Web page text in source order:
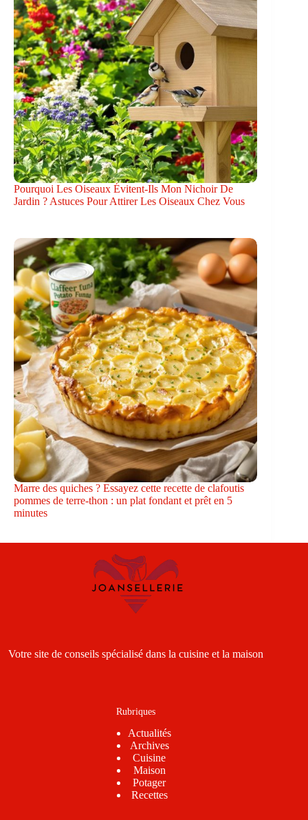
Pourquoi Les Oiseaux Évitent-Ils Mon Nichoir De
Jardin ? Astuces Pour Attirer Les Oiseaux Chez Vous
Marre des quiches ? Essayez cette recette de clafoutis
pommes de terre-thon : un plat fondant et prêt en 5
minutes
Votre site de conseils spécialisé dans la cuisine et la maison
Rubriques
Actualités
Archives
Cuisine
Maison
Potager
Recettes